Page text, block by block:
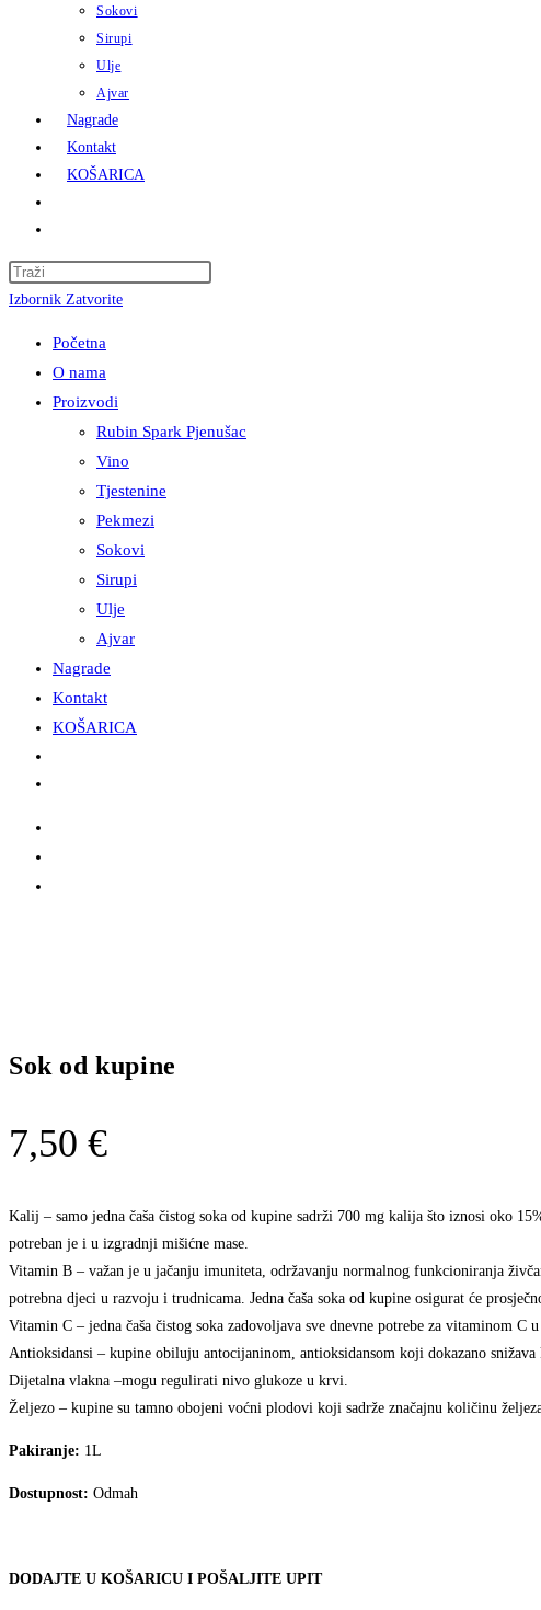
Sokovi
Sirupi
Ulje
Ajvar
Nagrade
Kontakt
KOŠARICA
panel.
Izbornik Zatvorite
Početna
O nama
Proizvodi
Rubin Spark Pjenušac
Vino
Tjestenine
Pekmezi
Sokovi
Sirupi
Ulje
Ajvar
Nagrade
Kontakt
KOŠARICA
Sok od kupine
7,50 €
Kalij – samo jedna čaša čistog soka od kupine sadrži 700 mg kalija što iznosi oko
potreban je i u izgradnji mišićne mase.
Vitamin B – važan je u jačanju imuniteta, održavanju normalnog funkcioniranja
potrebna djeci u razvoju i trudnicama. Jedna čaša soka od kupine osigurat će
Vitamin C – jedna čaša čistog soka zadovoljava sve dnevne potrebe za vitaminom
Antioksidansi – kupine obiluju antocijaninom, antioksidansom koji dokazano
Dijetalna vlakna –mogu regulirati nivo glukoze u krvi.
Željezo – kupine su tamno obojeni voćni plodovi koji sadrže značajnu količinu
Pakiranje: 1L
Dostupnost: Odmah
DODAJTE U KOŠARICU I POŠALJITE UPIT